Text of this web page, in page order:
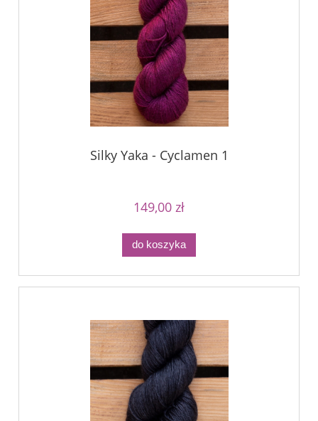
Silky Yaka - Cyclamen 1
149,00 zł
do koszyka